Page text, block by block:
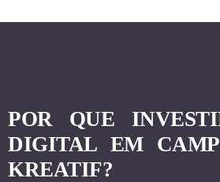
POR QUE
DIGITAL EM
KREATIF?